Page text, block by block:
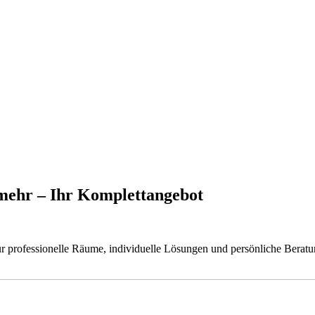
– Ihr Komplettangebot
Räume, individuelle Lösungen und persönliche